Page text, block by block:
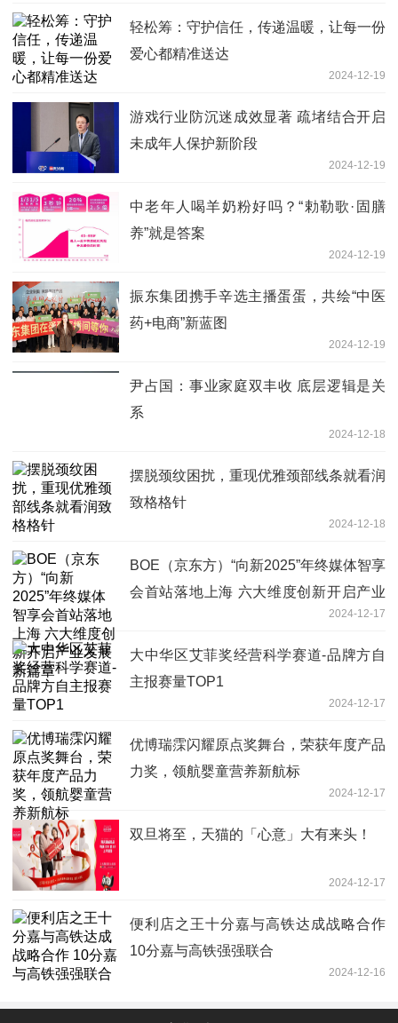
轻松筹：守护信任，传递温暖，让每一份
爱心都精准送达
2024-12-19
游戏行业防沉迷成效显著 疏堵结合开启
未成年人保护新阶段
2024-12-19
中老年人喝羊奶粉好吗？“勅勒歌·固膳
养”就是答案
2024-12-19
振东集团携手辛选主播蛋蛋，共绘“中医
药+电商”新蓝图
2024-12-19
尹占国：事业家庭双丰收 底层逻辑是关
系
2024-12-18
摆脱颈纹困扰，重现优雅颈部线条就看润
致格格针
2024-12-18
BOE（京东方）“向新2025”年终媒体智享
会首站落地上海 六大维度创新开启产业
2024-12-17
大中华区艾菲奖经营科学赛道-品牌方自
主报赛量TOP1
2024-12-17
优博瑞霂闪耀原点奖舞台，荣获年度产品
力奖，领航婴童营养新航标
2024-12-17
双旦将至，天猫的「心意」大有来头！
2024-12-17
便利店之王十分嘉与高铁达成战略合作
10分嘉与高铁强强联合
2024-12-16